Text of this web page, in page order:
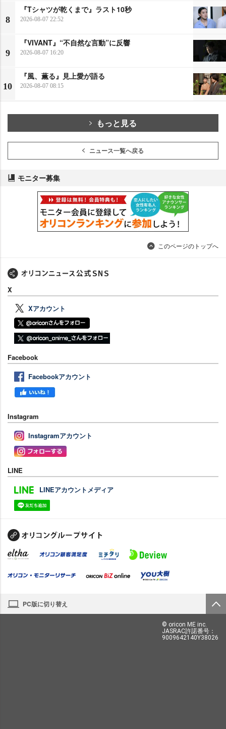
8
『Tシャツが乾くまで』ラスト10秒
2026-08-07 22:52
9
『VIVANT』“不自然な言動”に反響
2026-08-07 16:20
10
『風、薫る』見上愛が語る
2026-08-07 08:15
もっと見る
ニュース一覧へ戻る
モニター募集
このページのトップへ
X
Xアカウント
Facebook
Facebookアカウント
Instagram
Instagramアカウント
LINE
LINEアカウントメディア
PC版に切り替え
© oricon ME inc.
JASRAC許諾番号：
9009642140Y38026